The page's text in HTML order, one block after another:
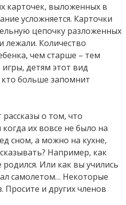
карточек, выложенных в
усложняется. Карточки
цепочку разложенных
лежали. Количество
чем старше – тем
детям этот вид
кто больше запомнит
о том, что
их вовсе не было на
сном, а можно на кухне,
Например, как
Или как вы учились
самолетом… Некоторые
Просите и других членов